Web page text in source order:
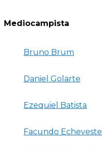
Mediocampista
Bruno Brum
Daniel Golarte
Ezequiel Batista
Facundo Echeveste